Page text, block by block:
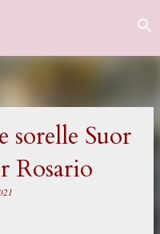
sorelle Suor
Rosario